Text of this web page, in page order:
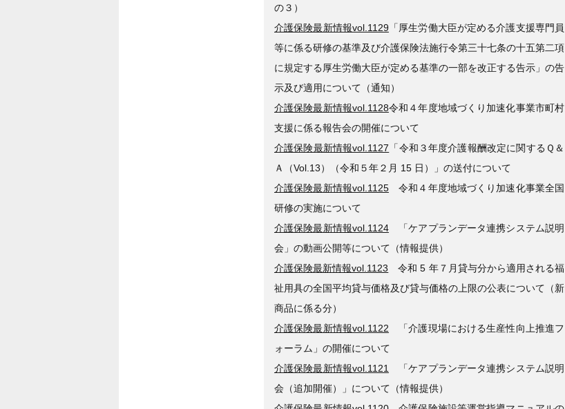
の３）
介護保険最新情報vol.1129「厚生労働大臣が定める介護支援専門員
等に係る研修の基準及び介護保険法施行令第三十七条の十五第二項
に規定する厚生労働大臣が定める基準の一部を改正する告示」の告
示及び適用について（通知）
介護保険最新情報vol.1128令和４年度地域づくり加速化事業市町村
支援に係る報告会の開催について
介護保険最新情報vol.1127 「令和３年度介護報酬改定に関するＱ＆
Ａ（Vol.13）（令和５年２月 15 日）」の送付について
介護保険最新情報vol.1125令和４年度地域づくり加速化事業全国
研修の実施について
介護保険最新情報vol.1124「ケアプランデータ連携システム説明
会」の動画公開等について（情報提供）
介護保険最新情報vol.1123 令和 5 年７月貸与分から適用される福
祉用具の全国平均貸与価格及び貸与価格の上限の公表について（新
商品に係る分）
介護保険最新情報vol.1122 「介護現場における生産性向上推進フ
ォーラム」の開催について
介護保険最新情報vol.1121
「ケアプランデータ連携システム説明
会（追加開催）」について（情報提供）